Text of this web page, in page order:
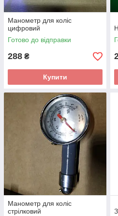
Манометр для коліс
цифровий
Готово до відправки
288 ₴
Купити
Манометр для коліс
стрілковий